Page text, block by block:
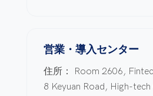
営業・導入センター
住所：
Room 2606,
8 Keyuan Road, High-